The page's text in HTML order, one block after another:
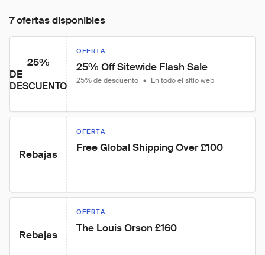
7 ofertas disponibles
25%
DE
DESCUENTO
OFERTA
25% Off Sitewide Flash Sale
25% de descuento • En todo el sitio web
Rebajas
OFERTA
Free Global Shipping Over £100
Rebajas
OFERTA
The Louis Orson £160